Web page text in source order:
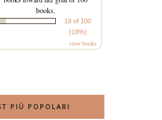
books.
18 of 100
(18%)
view books
PIÙ POPOLARI